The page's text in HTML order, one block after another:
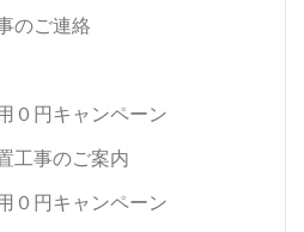
のご連絡
０円キャンペーン
工事のご案内
０円キャンペーン